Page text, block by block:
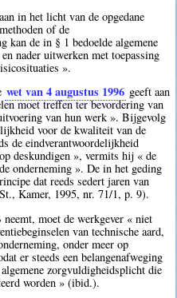
in het licht van de opgedane
of de
kan de in § 1 bedoelde algemene
nader uitwerken met toepassing
».
wet van 4 augustus 1996 geeft aan
moet treffen ter bevordering van
van hun werk ». Bijgevolg
voor de kwaliteit van de
de eindverantwoordelijkheid
deskundigen », vermits hij « de
onderneming ». De in het geding
dat reeds sedert jaren van
Kamer, 1995, nr. 71/1, p. 9).
moet de werkgever « niet
van technische aard,
onder meer op
er steeds een belangenafweging
zorgvuldigheidsplicht die
worden » (ibid.).